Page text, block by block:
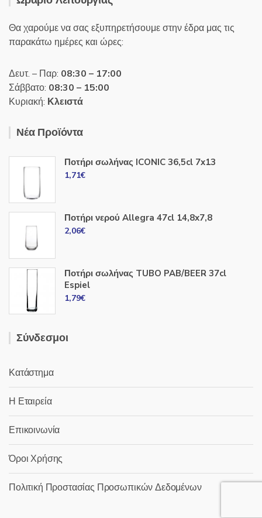
Θα χαρούμε να σας εξυπηρετήσουμε στην έδρα μας τις
παρακάτω ημέρες και ώρες:
Δευτ. – Παρ: 08:30 – 17:00
Σάββατο: 08:30 – 15:00
Κυριακή: Κλειστά
Νέα Προϊόντα
Ποτήρι σωλήνας ICONIC 36,5cl 7x13
1,71€
Ποτήρι νερού Allegra 47cl 14,8x7,8
2,06€
Ποτήρι σωλήνας TUBO PAB/BEER 37cl
Espiel
1,79€
Σύνδεσμοι
Κατάστημα
Η Εταιρεία
Επικοινωνία
Όροι Χρήσης
Πολιτική Προστασίας Προσωπικών Δεδομένων